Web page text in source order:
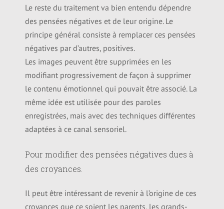
Le reste du traitement va bien entendu dépendre
des pensées négatives et de leur origine. Le
principe général consiste à remplacer ces pensées
négatives par d’autres, positives.
Les images peuvent être supprimées en les
modifiant progressivement de façon à supprimer
le contenu émotionnel qui pouvait être associé. La
même idée est utilisée pour des paroles
enregistrées, mais avec des techniques différentes
adaptées à ce canal sensoriel.
Pour modifier des pensées négatives dues à
des croyances.
Il peut être intéressant de revenir à l’origine de ces
croyances que ce soient les parents, les grands-